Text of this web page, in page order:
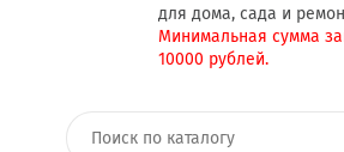
для дома, сада и
Минимальная сумма
10000 рублей.